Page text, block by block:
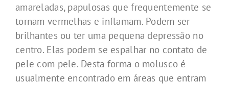
amareladas, papulosas que frequentemente se
tornam vermelhas e inflamam. Podem ser
brilhantes ou ter uma pequena depressão no
centro. Elas podem se espalhar no contato de
pele com pele. Desta forma o molusco é
usualmente encontrado em áreas que entram